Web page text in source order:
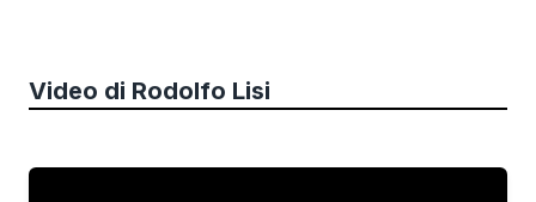
Video di Rodolfo Lisi